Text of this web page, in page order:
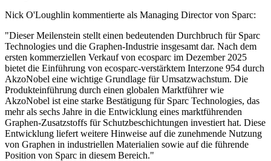
Nick O'Loughlin kommentierte als Managing Director von Sparc:
"Dieser Meilenstein stellt einen bedeutenden Durchbruch für Sparc
Technologies und die Graphen-Industrie insgesamt dar. Nach dem
ersten kommerziellen Verkauf von ecosparc im Dezember 2025
bietet die Einführung von ecosparc-verstärktem Interzone 954 durch
AkzoNobel eine wichtige Grundlage für Umsatzwachstum. Die
Produkteinführung durch einen globalen Marktführer wie
AkzoNobel ist eine starke Bestätigung für Sparc Technologies, das
mehr als sechs Jahre in die Entwicklung eines marktführenden
Graphen-Zusatzstoffs für Schutzbeschichtungen investiert hat. Diese
Entwicklung liefert weitere Hinweise auf die zunehmende Nutzung
von Graphen in industriellen Materialien sowie auf die führende
Position von Sparc in diesem Bereich."